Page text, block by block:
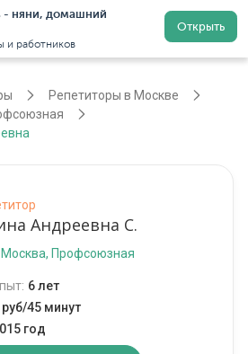
- няни, домашний
и работников
Открыть
Регистрация
Репетиторы в Москве
Андреевна С.
Москва, Профсоюзная
6 лет
руб/45 минут
год